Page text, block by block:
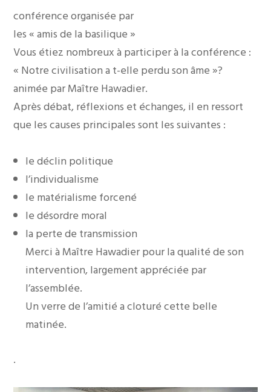
conférence organisée par
les « amis de la basilique »
Vous étiez nombreux à participer à la conférence :
« Notre civilisation a t-elle perdu son âme »?
animée par Maître Hawadier.
Après débat, réflexions et échanges, il en ressort
que les causes principales sont les suivantes :
le déclin politique
l’individualisme
le matérialisme forcené
le désordre moral
la perte de transmission
Merci à Maître Hawadier pour la qualité de son
intervention, largement appréciée par
l’assemblée.
Un verre de l’amitié a cloturé cette belle
matinée.
.